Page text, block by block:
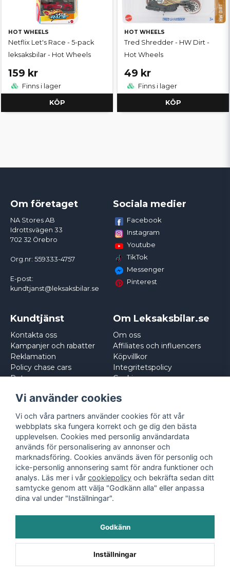
HOT WHEELS
Netflix Let's Race - 5-pack
leksaksbilar - Hot Wheels
159 kr
Finns i lager
KÖP
HOT WHEELS
Tred Shredder - HW Dirt -
Hot Wheels
49 kr
Finns i lager
KÖP
Om företaget
NA Stores AB
Idrottsvägen 33
702 32 Örebro
Org.nr: 559333-4757
E-post:
kundtjanst@leksaksbilar.se
Sociala medier
Facebook
Instagram
Youtube
TikTok
Messenger
Pinterest
Kundtjänst
Kontakta oss
Kampanjer och rabatter
Reklamation
Policy chase cars
Returnera
Om Leksaksbilar.se
Om oss
Affiliates och influencers
Köpvillkor
Integritetspolicy
Cookies
Vi använder cookies
Vi och våra partners använder cookies för att vår
webbplats ska fungera korrekt och ge dig den bästa
upplevelsen. Cookies med personlig användardata
används för personalisering av annonser och
marknadsföring. Cookies används även för personlig och
icke-personlig annonsering samt för andra funktioner och
analys. Läs mer i vår cookiepolicy och bekräfta sedan ditt
samtycke genom att välja "Godkänn alla" eller anpassa
dina val under "Inställningar".
Godkänn
Inställningar